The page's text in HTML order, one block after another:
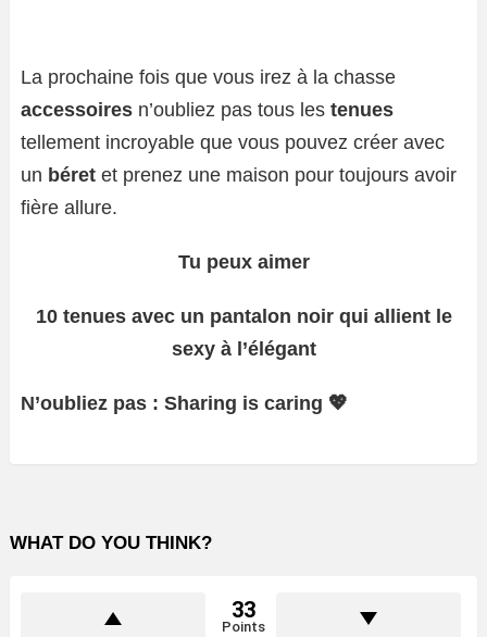
La prochaine fois que vous irez à la chasse
accessoires n’oubliez pas tous les tenues
tellement incroyable que vous pouvez créer avec
un béret et prenez une maison pour toujours avoir
fière allure.
Tu peux aimer
10 tenues avec un pantalon noir qui allient le
sexy à l’élégant
N’oubliez pas : Sharing is caring 💖
WHAT DO YOU THINK?
33
Points